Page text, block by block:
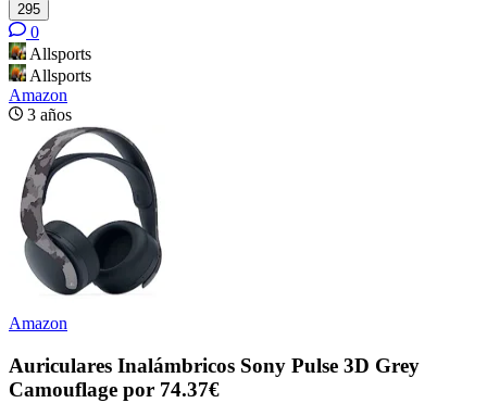
295
0
Allsports
Allsports
Amazon
3 años
Amazon
Auriculares Inalámbricos Sony Pulse 3D Grey
Camouflage por 74.37€